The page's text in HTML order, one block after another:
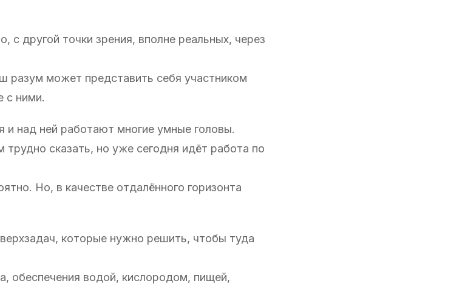
с другой точки зрения, вполне реальных, через
разум может представить себя участником
с ними.
и над ней работают многие умные головы.
сказать, но уже сегодня идёт работа по
Но, в качестве отдалённого горизонта
которые нужно решить, чтобы туда
обеспечения водой, кислородом, пищей,